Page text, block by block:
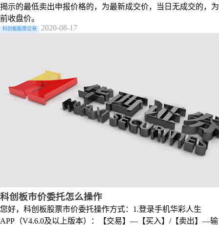
揭示的最低卖出申报价格的，为最新成交价，当日无成交的，为
前收盘价。
科创板股票交易 2020-08-17
科创板市价委托怎么操作
您好，科创板股票市价委托操作方式：1.登录手机华彩人生
APP（V4.6.0及以上版本）：【交易】—【买入】/【卖出】—输